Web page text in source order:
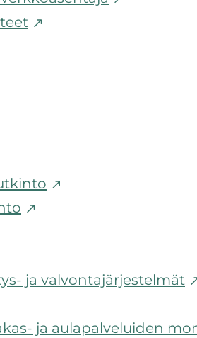
ja valvontajärjestelmät
ja aulapalveluiden